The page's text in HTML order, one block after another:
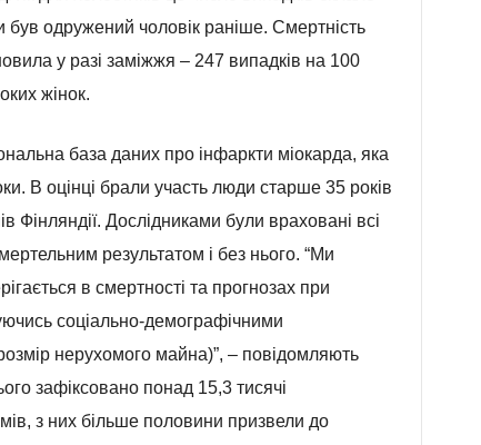
одружений чоловік раніше. Смертність
у разі заміжжя – 247 випадків на 100
жінок.
база даних про інфаркти міокарда, яка
В оцінці брали участь люди старше 35 років
Фінляндії. Дослідниками були враховані всі
результатом і без нього. “Ми
в смертності та прогнозах при
соціально-демографічними
нерухомого майна)”, – повідомляють
зафіксовано понад 15,3 тисячі
з них більше половини призвели до